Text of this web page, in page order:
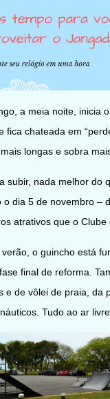
a meia noite, inicia
chateada em
longas e sobra
subir, nada melhor do
dia 5 de novembro –
atrativos que o Clube
o guincho está
final de reforma.
e de vôlei de praia, da
Tudo ao ar